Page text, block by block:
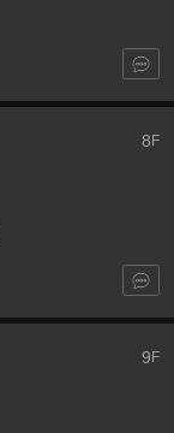
8F
9 F